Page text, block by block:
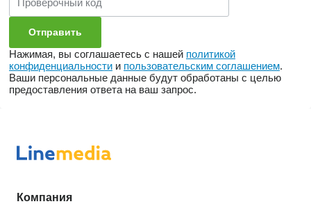
Нажимая, вы соглашаетесь с нашей политикой
конфиденциальности и пользовательским соглашением.
Ваши персональные данные будут обработаны с целью
предоставления ответа на ваш запрос.
Компания